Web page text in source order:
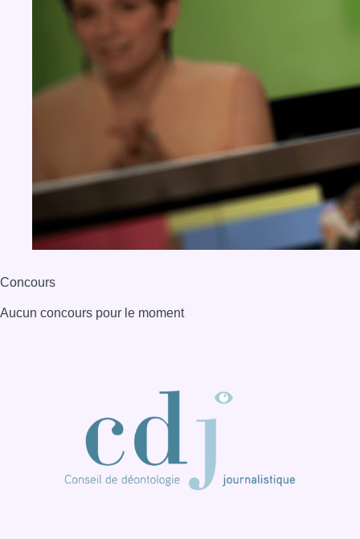
Concours
Aucun concours pour le moment